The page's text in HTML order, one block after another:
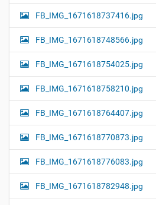
FB_IMG_1671618737416.jpg
FB_IMG_1671618748566.jpg
FB_IMG_1671618754025.jpg
FB_IMG_1671618758210.jpg
FB_IMG_1671618764407.jpg
FB_IMG_1671618770873.jpg
FB_IMG_1671618776083.jpg
FB_IMG_1671618782948.jpg